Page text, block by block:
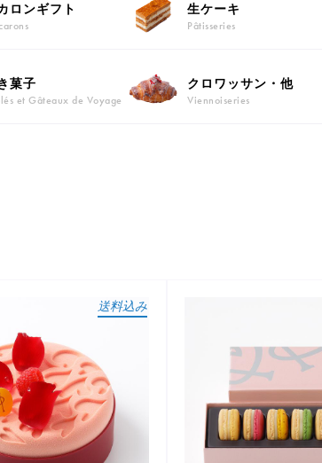
ロンギフト 生ケーキ
Pâtisseries
菓子
et Gâteaux de Voyage
クロワッサン・他
Viennoiseries
送料込み